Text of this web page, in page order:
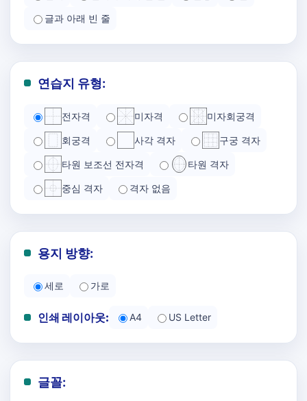
글과 아래 빈 줄
연습지 유형:
전자격 미자격 미자회궁격
회궁격 사각 격자 구궁 격자
타원 보조선 전자격 타원 격자
중심 격자 격자 없음
용지 방향:
세로 가로
인쇄 레이아웃: A4 US Letter
글꼴: